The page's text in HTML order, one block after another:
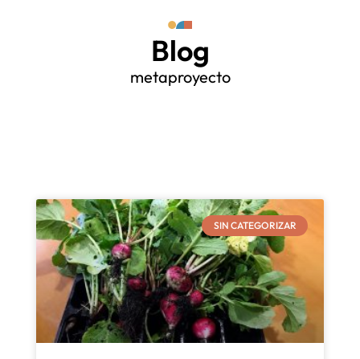
Blog
metaproyecto
SIN CATEGORIZAR